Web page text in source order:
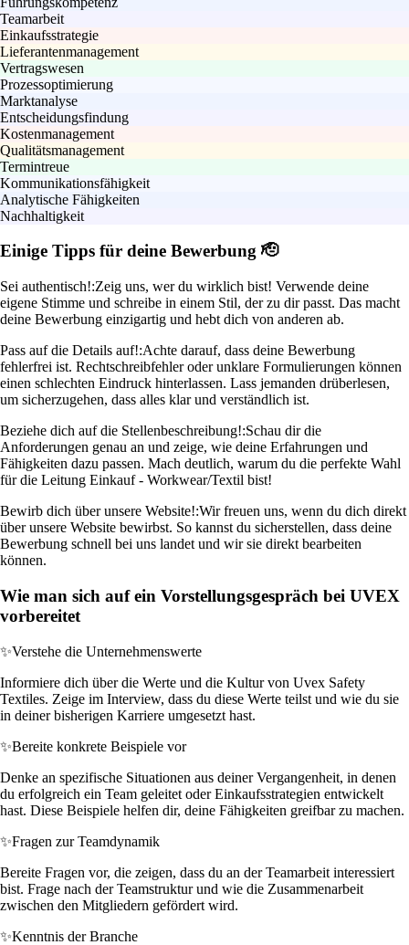
Teamarbeit
Einkaufsstrategie
Lieferantenmanagement
Vertragswesen
Prozessoptimierung
Marktanalyse
Entscheidungsfindung
Kostenmanagement
Qualitätsmanagement
Termintreue
Kommunikationsfähigkeit
Analytische Fähigkeiten
Nachhaltigkeit
Einige Tipps für deine Bewerbung 🫡
Sei authentisch!:Zeig uns, wer du wirklich bist! Verwende deine
eigene Stimme und schreibe in einem Stil, der zu dir passt. Das macht
deine Bewerbung einzigartig und hebt dich von anderen ab.
Pass auf die Details auf!:Achte darauf, dass deine Bewerbung
fehlerfrei ist. Rechtschreibfehler oder unklare Formulierungen können
einen schlechten Eindruck hinterlassen. Lass jemanden drüberlesen,
um sicherzugehen, dass alles klar und verständlich ist.
Beziehe dich auf die Stellenbeschreibung!:Schau dir die
Anforderungen genau an und zeige, wie deine Erfahrungen und
Fähigkeiten dazu passen. Mach deutlich, warum du die perfekte Wahl
für die Leitung Einkauf - Workwear/Textil bist!
Bewirb dich über unsere Website!:Wir freuen uns, wenn du dich direkt
über unsere Website bewirbst. So kannst du sicherstellen, dass deine
Bewerbung schnell bei uns landet und wir sie direkt bearbeiten
können.
Wie man sich auf ein Vorstellungsgespräch bei UVEX
vorbereitet
✨Verstehe die Unternehmenswerte
Informiere dich über die Werte und die Kultur von Uvex Safety
Textiles. Zeige im Interview, dass du diese Werte teilst und wie du sie
in deiner bisherigen Karriere umgesetzt hast.
✨Bereite konkrete Beispiele vor
Denke an spezifische Situationen aus deiner Vergangenheit, in denen
du erfolgreich ein Team geleitet oder Einkaufsstrategien entwickelt
hast. Diese Beispiele helfen dir, deine Fähigkeiten greifbar zu machen.
✨Fragen zur Teamdynamik
Bereite Fragen vor, die zeigen, dass du an der Teamarbeit interessiert
bist. Frage nach der Teamstruktur und wie die Zusammenarbeit
zwischen den Mitgliedern gefördert wird.
✨Kenntnis der Branche